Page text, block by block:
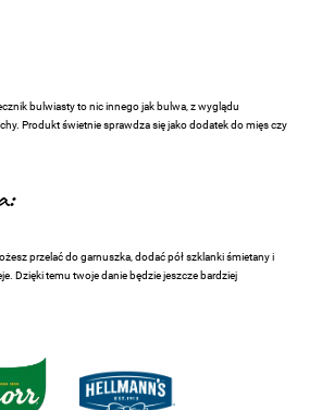
bulwiasty to nic innego jak bulwa, z wyglądu
Produkt świetnie sprawdza się jako dodatek do mięs czy
przelać do garnuszka, dodać pół szklanki śmietany i
Dzięki temu twoje danie będzie jeszcze bardziej